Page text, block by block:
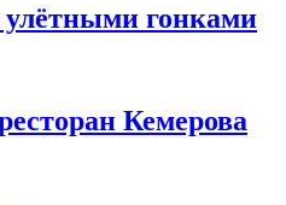
улётными гонками
Кемерова